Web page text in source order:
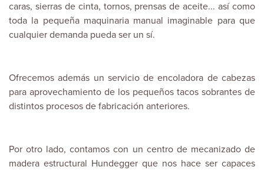
caras, sierras de cinta, tornos, prensas de aceite... así como
toda la pequeña maquinaria manual imaginable para que
cualquier demanda pueda ser un sí.
Ofrecemos además un servicio de encoladora de cabezas
para aprovechamiento de los pequeños tacos sobrantes de
distintos procesos de fabricación anteriores.
Por otro lado, contamos con un centro de mecanizado de
madera estructural Hundegger que nos hace ser capaces